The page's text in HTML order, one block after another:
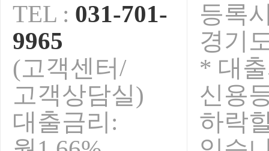
2015-02-23
2014년 추석연휴 안내입니다. 2014-09-01
청마해 설연휴 안내입니다. 2014-01-15
2013년 추석연휴 휴무안내입니다. 2013-09-01
오렌지전당포 전국가맹점 영업안내 2013-08-09
TEL : 031-701-
9965
(고객센터/
고객상담실)
대출금리:
등록
경기
* 대
신용
하락